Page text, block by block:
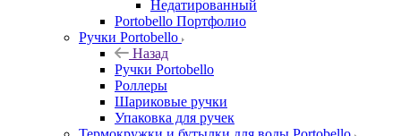
Недатированный
Portobello Портфолио
Ручки Portobello
Назад
Ручки Portobello
Роллеры
Шариковые ручки
Упаковка для ручек